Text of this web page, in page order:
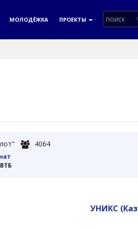
МОЛОДЁЖКА ПРОЕКТЫ